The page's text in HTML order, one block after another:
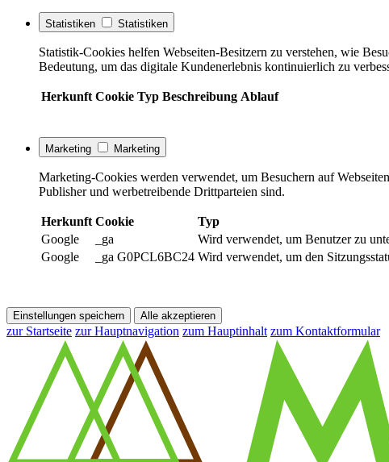
Statistiken Statistiken
Statistik-Cookies helfen Webseiten-Besitzern zu verstehen, wie
Bedeutung, um das digitale Kundenerlebnis kontinuierlich zu
Herkunft Cookie Typ Beschreibung Ablauf
Marketing Marketing
Marketing-Cookies werden verwendet, um Besuchern auf
Publisher und werbetreibende Drittparteien sind.
Herkunft Cookie Typ
Google
_ga Wird verwendet, um Benutzer zu
Google
_ga G0PCL6BC24 Wird verwendet, um den
Einstellungen speichern Alle akzeptieren
zur Startseite zur Hauptnavigation zum Hauptinhalt zum Kontaktformular